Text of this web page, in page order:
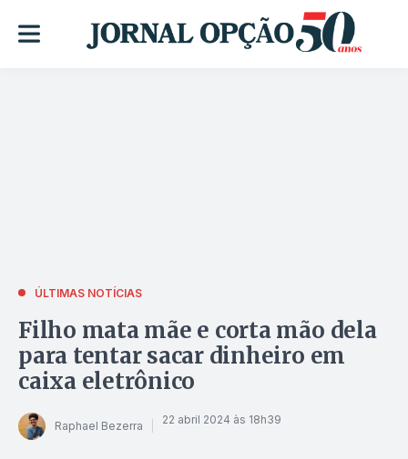
ÚLTIMAS NOTÍCIAS
Filho mata mãe e corta mão dela
para tentar sacar dinheiro em
caixa eletrônico
Raphael Bezerra 22 abril 2024 às 18h39